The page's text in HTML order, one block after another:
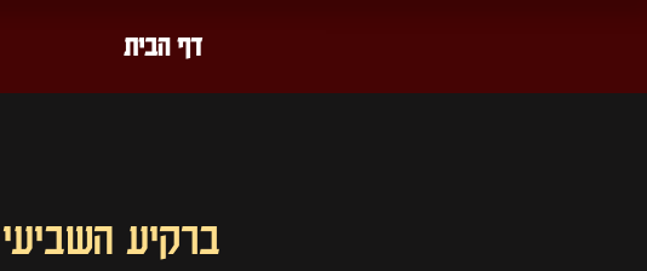
דף הבית
ברקיע השביעי